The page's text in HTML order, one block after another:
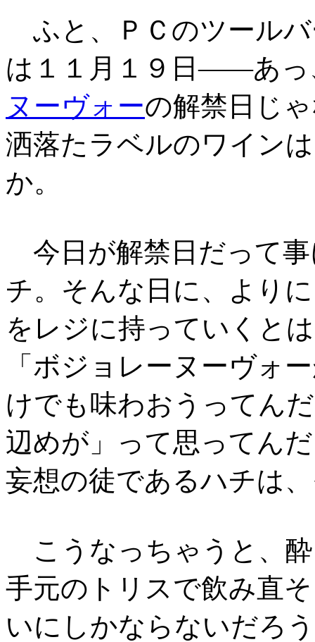
ふと、ＰＣのツール
は１１月１９日――あっ
ヌーヴォーの解禁日じ
洒落たラベルのワイン
か。
今日が解禁日だって
チ。そんな日に、より
をレジに持っていくと
「ボジョレーヌーヴォ
けでも味わおうってん
辺めが」って思ってん
妄想の徒であるハチは
こうなっちゃうと、
手元のトリスで飲み直
いにしかならないだろ